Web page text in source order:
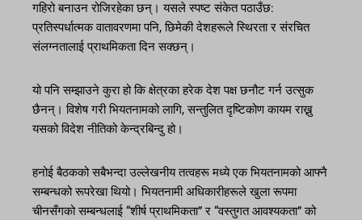
गहिरो बनाउन रोजिरहेका छन्। यसले स्पष्ट संकेत पठाउँछ:
प्रतिस्पर्धात्मक वातावरणमा पनि, छिमेकी देशहरूले स्थिरता र संरचित
संलग्नतालाई प्राथमिकता दिन सक्छन्।
यो पनि सम्झाउने कुरा हो कि क्षेत्रका हरेक देश पक्ष छनौट गर्न उत्सुक
छैनन्। विशेष गरी भियतनामको लागि, सन्तुलित दृष्टिकोण कायम राख्नु
यसको विदेश नीतिको केन्द्रबिन्दु हो।
हनोई बैठकको सबैभन्दा उल्लेखनीय तत्वहरू मध्ये एक भियतनामको आफ्नै
सम्बन्धको रूपरेखा थियो। भियतनामी अधिकारीहरूले खुला रूपमा
चीनसँगको सम्बन्धलाई “शीर्ष प्राथमिकता” र “वस्तुगत आवश्यकता” को